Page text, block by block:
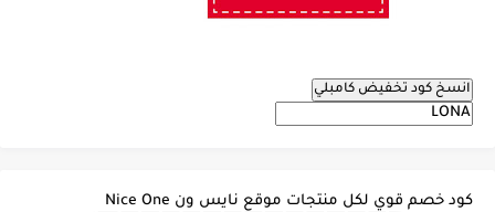
انسخ كود تخفيض كامبلي
كود خصم قوي لكل منتجات موقع نايس ون Nice One